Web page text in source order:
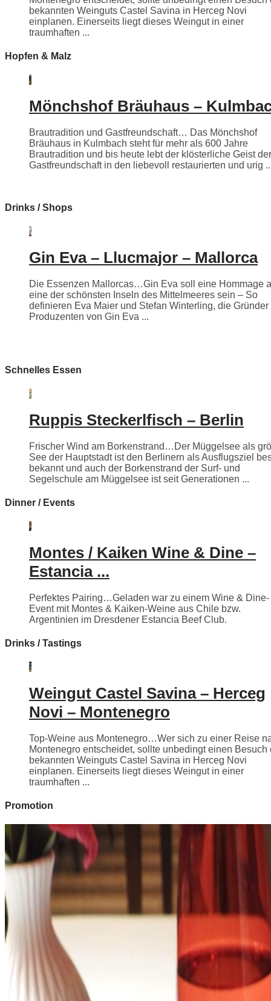
bekannten Weinguts Castel Savina in Herceg Novi
einplanen. Einerseits liegt dieses Weingut in einer
traumhaften ...
Hopfen & Malz
Mönchshof Bräuhaus –
Brautradition und Gastfreundschaft… Das Mönchshof
Bräuhaus in Kulmbach steht für mehr als 600 Jahre
Brautradition und bis heute lebt der klösterliche Geist der
Gastfreundschaft in den liebevoll restaurierten und urig
Drinks / Shops
Gin Eva – Llucmajor – Mallorca
Die Essenzen Mallorcas…Gin Eva soll eine Hommage
eine der schönsten Inseln des Mittelmeeres sein – So
definieren Eva Maier und Stefan Winterling, die Gründer
Produzenten von Gin Eva ...
Schnelles Essen
Ruppis Steckerlfisch – Berlin
Frischer Wind am Borkenstrand…Der Müggelsee als
See der Hauptstadt ist den Berlinern als Ausflugsziel
bekannt und auch der Borkenstrand der Surf- und
Segelschule am Müggelsee ist seit Generationen ...
Dinner / Events
Montes / Kaiken Wine & Dine –
Estancia ...
Perfektes Pairing…Geladen war zu einem Wine & Dine-
Event mit Montes & Kaiken-Weine aus Chile bzw.
Argentinien im Dresdener Estancia Beef Club.
Drinks / Tastings
Weingut Castel Savina – Herceg
Novi – Montenegro
Top-Weine aus Montenegro…Wer sich zu einer Reise
Montenegro entscheidet, sollte unbedingt einen Besuch
bekannten Weinguts Castel Savina in Herceg Novi
einplanen. Einerseits liegt dieses Weingut in einer
traumhaften ...
Promotion